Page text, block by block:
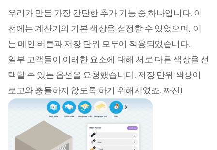
우리가 만든 가장 간단한 추가 기능 중 하나입니다. 이
전에는 계산기의 기본 색상을 설정할 수 있었으며, 이
는 메인 버튼과 저장 단위 모두에 적용되었습니다.
일부 고객들이 이러한 요소에 대해 서로 다른 색상을 선
택할 수 있는 옵션을 요청했습니다. 저장 단위 색상이
로고와 충돌하지 않도록 하기 위해서였죠. 짜잔!